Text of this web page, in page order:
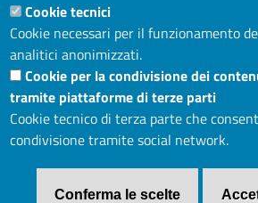
Sito web
Accesso riservato
Mappa del sito
questo banner, può accettare tutti i
categorie di cookie di cui consente
Sue preferenze. Per vedere la Cookie
Maggiori informazioni
Cookie tecnici
Cookie necessari per il funzionamento
analitici anonimizzati.
Cookie per la condivisione dei
tramite piattaforme di terze parti
Cookie tecnico di terza parte che
condivisione tramite social network.
Conferma le scelte